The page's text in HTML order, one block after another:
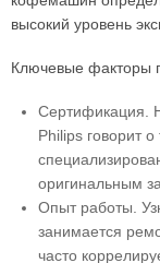
высокий уровень
Ключевые факторы
Сертификация.
Philips говорит
оригинальным
Опыт работы.
занимается
часто